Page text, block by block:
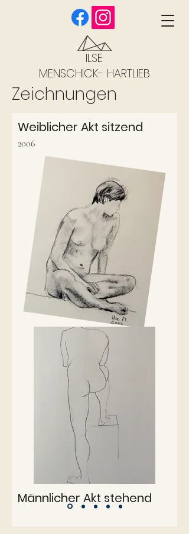
ILSE
MENSCHICK- HARTLIEB
Zeichnungen
Weiblicher Akt sitzend
2006
Männlicher Akt stehend